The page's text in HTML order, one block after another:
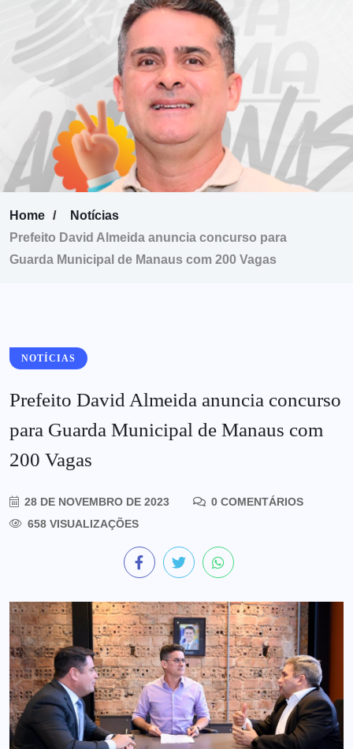
Home
Notícias
Prefeito David Almeida anuncia concurso para
Guarda Municipal de Manaus com 200 Vagas
NOTÍCIAS
Prefeito David Almeida anuncia concurso
para Guarda Municipal de Manaus com
200 Vagas
28 DE NOVEMBRO DE 2023
0 COMENTÁRIOS
658 VISUALIZAÇÕES